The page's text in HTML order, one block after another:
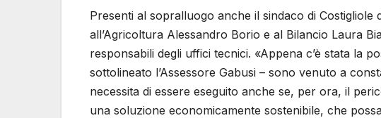
Presenti al sopralluogo anche il sindaco di Costigliole
all’Agricoltura Alessandro Borio e al Bilancio Laura
responsabili degli uffici tecnici. «Appena c’è stata la
sottolineato l’Assessore Gabusi – sono venuto a
necessita di essere eseguito anche se, per ora, il
una soluzione economicamente sostenibile, che